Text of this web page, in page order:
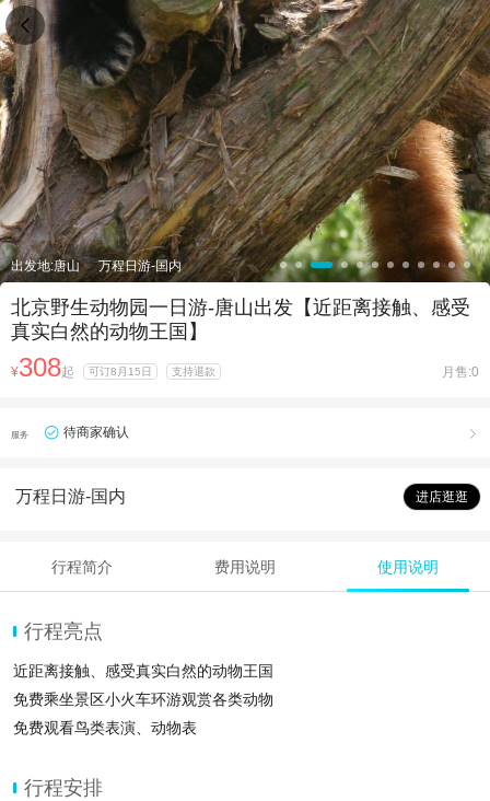
出发地:唐山 万程日游-国内
北京野生动物园一日游-唐山出发【近距离接触、感受
真实白然的动物王国】
¥308起 可订8月15日 支持退款 月售:0
服务 待商家确认 
万程日游-国内 进店逛逛
行程简介 费用说明 使用说明
行程亮点
近距离接触、感受真实白然的动物王国
免费乘坐景区小火车环游观赏各类动物
免费观看鸟类表演、动物表
行程安排
